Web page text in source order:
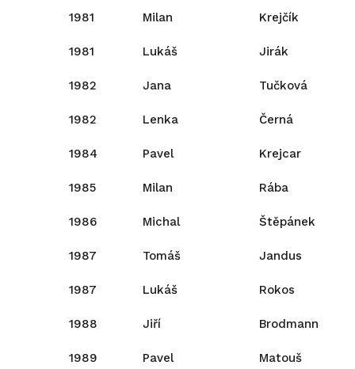
1981 Milan Krejčík
1981 Lukáš Jirák
1982 Jana Tučková
1982 Lenka Černá
1984 Pavel Krejcar
1985 Milan Rába
1986 Michal Štěpánek
1987 Tomáš Jandus
1987 Lukáš Rokos
1988 Jiří Brodmann
1989 Pavel Matouš